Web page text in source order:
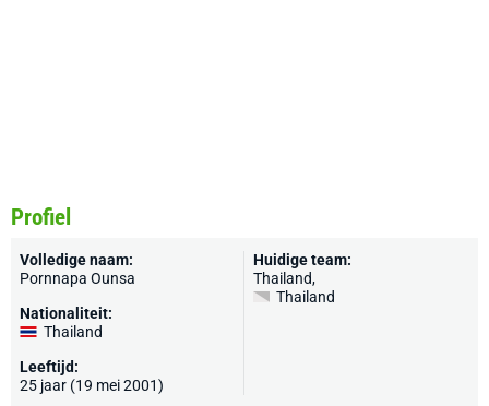
Profiel
Volledige naam:
Pornnapa Ounsa
Nationaliteit:
Thailand
Leeftijd:
25 jaar (19 mei 2001)
Huidige team:
Thailand,
Thailand